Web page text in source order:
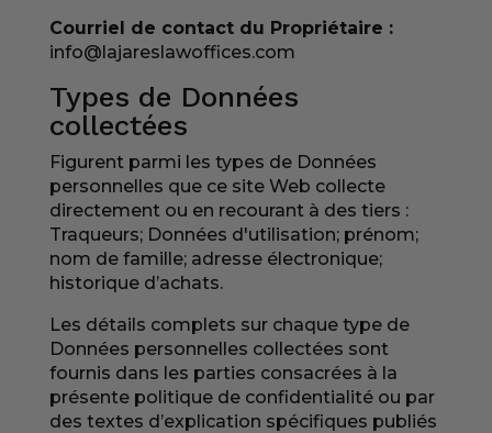
Courriel de contact du Propriétaire :
info@lajareslawoffices.com
Types de Données
collectées
Figurent parmi les types de Données
personnelles que ce site Web collecte
directement ou en recourant à des tiers :
Traqueurs; Données d'utilisation; prénom;
nom de famille; adresse électronique;
historique d’achats.
Les détails complets sur chaque type de
Données personnelles collectées sont
fournis dans les parties consacrées à la
présente politique de confidentialité ou par
des textes d’explication spécifiques publiés